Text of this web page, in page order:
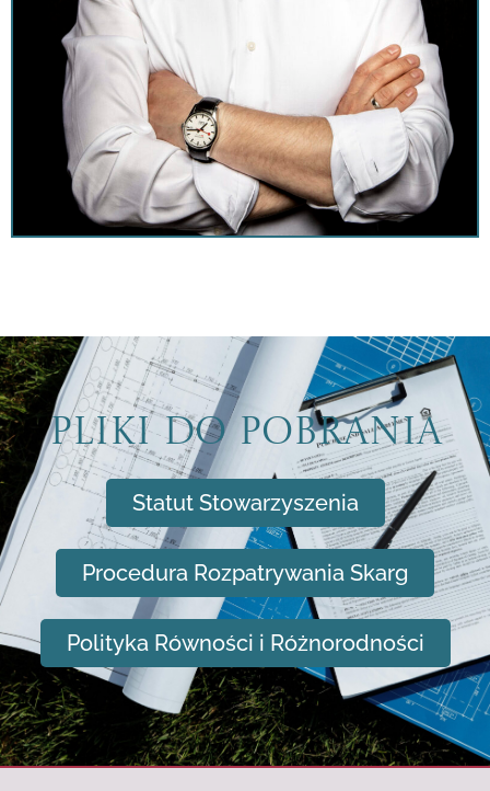
Pliki do pobrania
Statut Stowarzyszenia
Procedura Rozpatrywania Skarg
Polityka Równości i Różnorodności